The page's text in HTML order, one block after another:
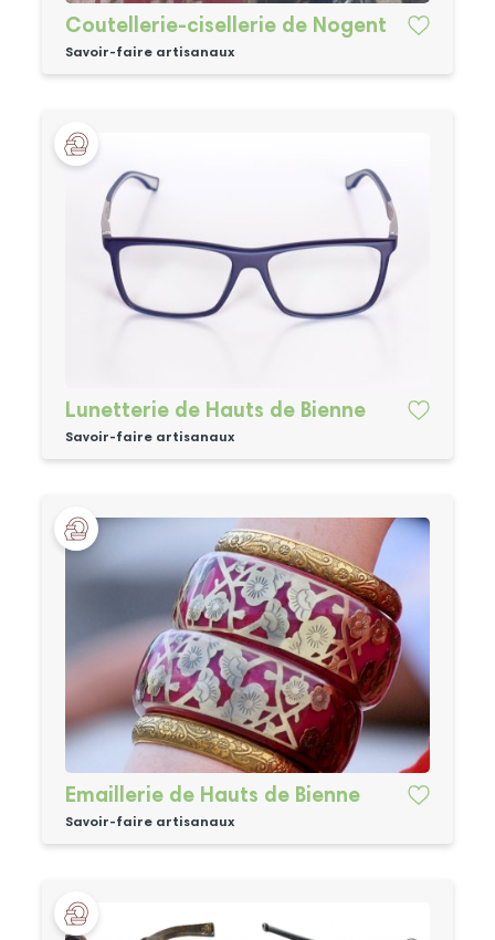
Coutellerie-cisellerie de Nogent
Savoir-faire artisanaux
Lunetterie de Hauts de Bienne
Savoir-faire artisanaux
Emaillerie de Hauts de Bienne
Savoir-faire artisanaux